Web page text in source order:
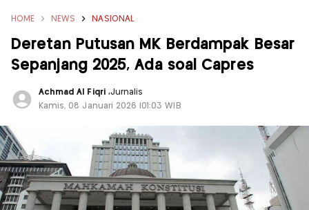
HOME NEWS NASIONAL
Deretan Putusan MK Berdampak Besar
Sepanjang 2025, Ada soal Capres
Achmad Al Fiqri ,Jurnalis
Kamis, 08 Januari 2026 |01:03 WIB